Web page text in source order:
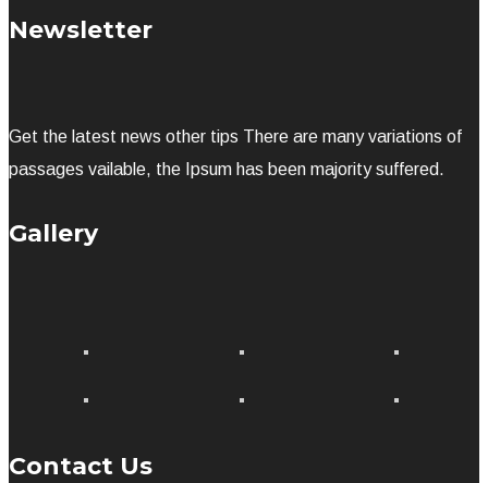
Newsletter
Get the latest news other tips There are many variations of
passages vailable, the Ipsum has been majority suffered.
Gallery
Contact Us